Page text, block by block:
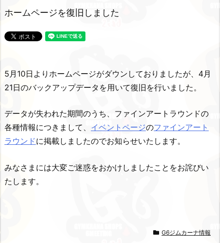
ホームページを復旧しました
5月10日よりホームページがダウンしておりましたが、4月
21日のバックアップデータを用いて復旧を行いました。
データが失われた期間のうち、ファインアートラウンドの
各種情報につきまして、 イベントページのファインアート
ラウンドに掲載しましたのでお知らせいたします。
みなさまには大変ご迷惑をおかけしましたことをお詫びい
たします。
G6ジムカーナ情報